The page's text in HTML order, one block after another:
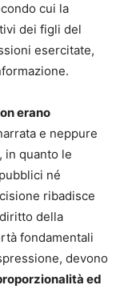
cui la
dei figli del
esercitate,
erano
e neppure
in quanto le
né
ribadisce
della
fondamentali
devono
ed